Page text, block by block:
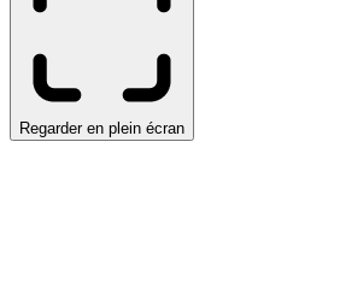
Regarder en plein écran